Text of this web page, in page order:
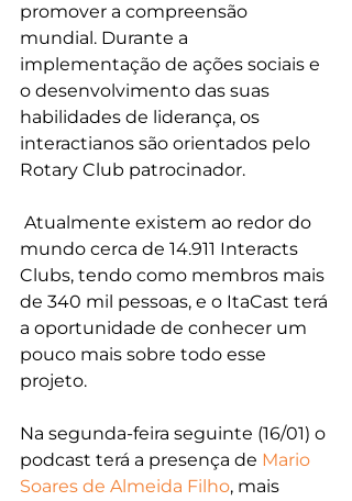
promover a compreensão
mundial. Durante a
implementação de ações sociais e
o desenvolvimento das suas
habilidades de liderança, os
interactianos são orientados pelo
Rotary Club patrocinador.
mundo cerca de 14.911 Interacts
Clubs, tendo como membros mais
de 340 mil pessoas, e o ItaCast terá
a oportunidade de conhecer um
pouco mais sobre todo esse
projeto.
Na segunda-feira seguinte (16/01) o
podcast terá a presença de Mario
Soares de Almeida Filho, mais